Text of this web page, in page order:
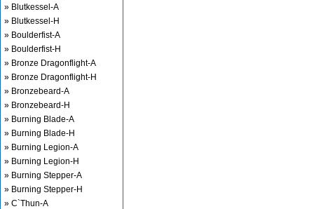
» Blutkessel-A
» Blutkessel-H
» Boulderfist-A
» Boulderfist-H
» Bronze Dragonflight-A
» Bronze Dragonflight-H
» Bronzebeard-A
» Bronzebeard-H
» Burning Blade-A
» Burning Blade-H
» Burning Legion-A
» Burning Legion-H
» Burning Stepper-A
» Burning Stepper-H
» C`Thun-A